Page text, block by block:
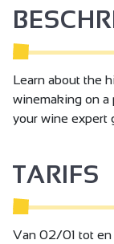
Learn about the
winemaking on a
your wine expert
TARIFS
Van 02/01 tot